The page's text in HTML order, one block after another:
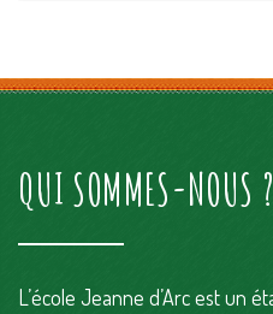
QUI SOMMES-NOUS ?
L’école Jeanne d’Arc est un